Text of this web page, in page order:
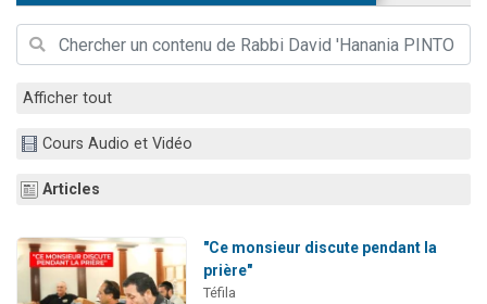
Afficher tout
Cours Audio et Vidéo
Articles
"Ce monsieur discute pendant la
prière"
Téfila